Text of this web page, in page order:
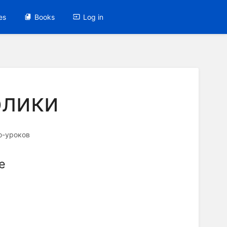
Books Log in
уроков